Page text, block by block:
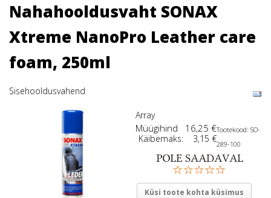
Nahahooldusvaht SONAX
Xtreme NanoPro Leather care
foam, 250ml
Sisehooldusvahend
Array
Müügihind 16,25 €
Käibemaks: 3,15 €
Tootekood: SO-
289-100
Küsi toote kohta küsimus